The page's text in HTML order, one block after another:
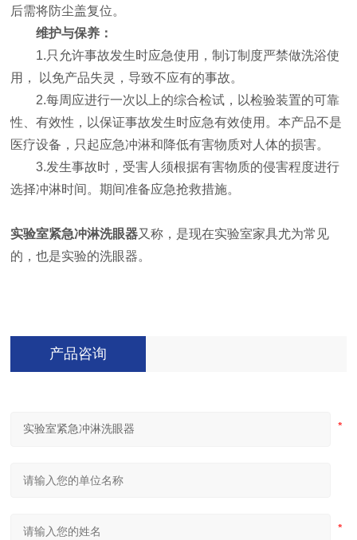
后需将防尘盖复位。
维护与保养：
1.只允许事故发生时应急使用，制订制度严禁做洗浴使
用， 以免产品失灵，导致不应有的事故。
2.每周应进行一次以上的综合检试，以检验装置的可靠
性、有效性，以保证事故发生时应急有效使用。本产品不是
医疗设备，只起应急冲淋和降低有害物质对人体的损害。
3.发生事故时，受害人须根据有害物质的侵害程度进行
选择冲淋时间。期间准备应急抢救措施。
实验室紧急冲淋洗眼器又称，是现在实验室家具尤为常见
的，也是实验的洗眼器。
产品咨询